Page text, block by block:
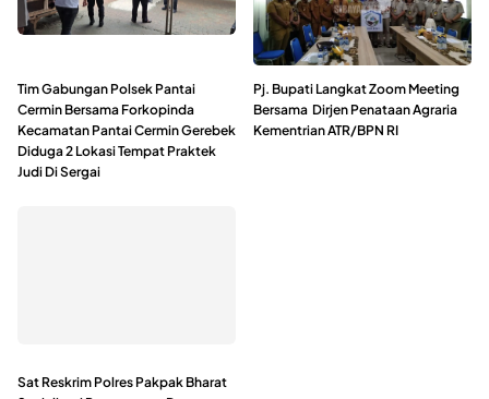
Tim Gabungan Polsek Pantai
Cermin Bersama Forkopinda
Kecamatan Pantai Cermin Gerebek
Diduga 2 Lokasi Tempat Praktek
Judi Di Sergai
Pj. Bupati Langkat Zoom Meeting
Bersama Dirjen Penataan Agraria
Kementrian ATR/BPN RI
Sat Reskrim Polres Pakpak Bharat